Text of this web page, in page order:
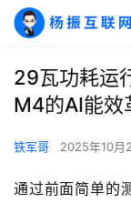
29瓦功耗运
M4的AI能效
铁军哥 2025年10月
通过前面简单的